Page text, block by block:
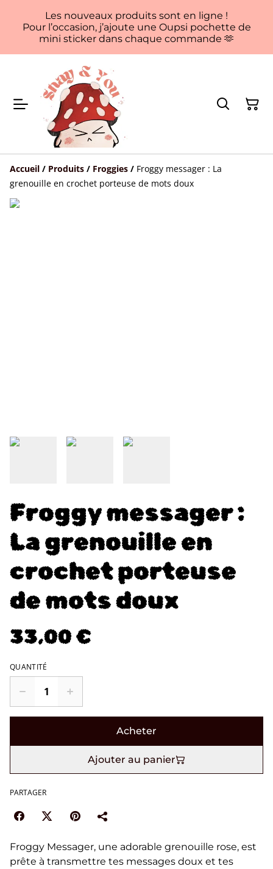
Les nouveaux produits sont en ligne !
Pour l’occasion, j’ajoute une Oupsi pochette de
mini sticker dans chaque commande 🫶
Accueil / Produits / Froggies / Froggy messager : La
grenouille en crochet porteuse de mots doux
Froggy messager :
La grenouille en
crochet porteuse
de mots doux
33,00 €
QUANTITÉ
Acheter
Ajouter au panier
PARTAGER
Froggy Messager, une adorable grenouille rose, est
prête à transmettre tes messages doux et tes